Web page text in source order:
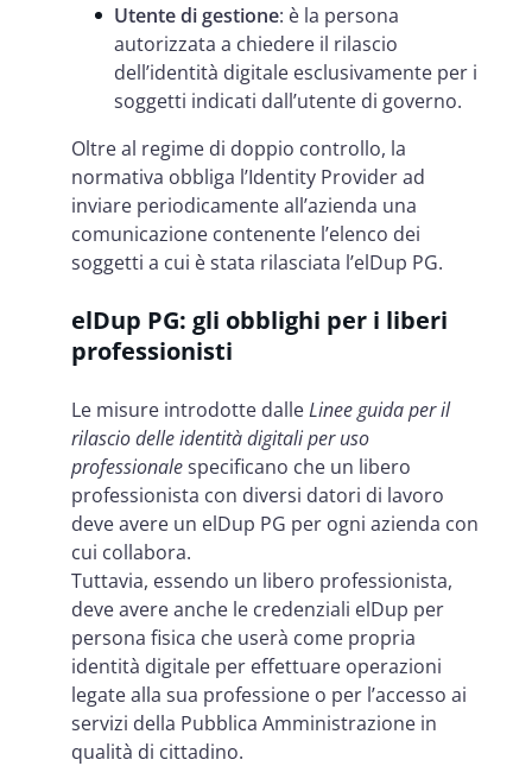
Utente di gestione: è la persona
autorizzata a chiedere il rilascio
dell’identità digitale esclusivamente per i
soggetti indicati dall’utente di governo.
Oltre al regime di doppio controllo, la
normativa obbliga l’Identity Provider ad
inviare periodicamente all’azienda una
comunicazione contenente l’elenco dei
soggetti a cui è stata rilasciata l’elDup PG.
elDup PG: gli obblighi per i liberi
professionisti
Le misure introdotte dalleLinee guida per il
rilascio delle identità digitali per uso
professionalespecificano che un libero
professionista con diversi datori di lavoro
deve avere un elDup PG per ogni azienda con
cui collabora.
Tuttavia, essendo un libero professionista,
deve avere anche le credenziali elDup per
persona fisica che userà come propria
identità digitale per effettuare operazioni
legate alla sua professione o per l’accesso ai
servizi della Pubblica Amministrazione in
qualità di cittadino.